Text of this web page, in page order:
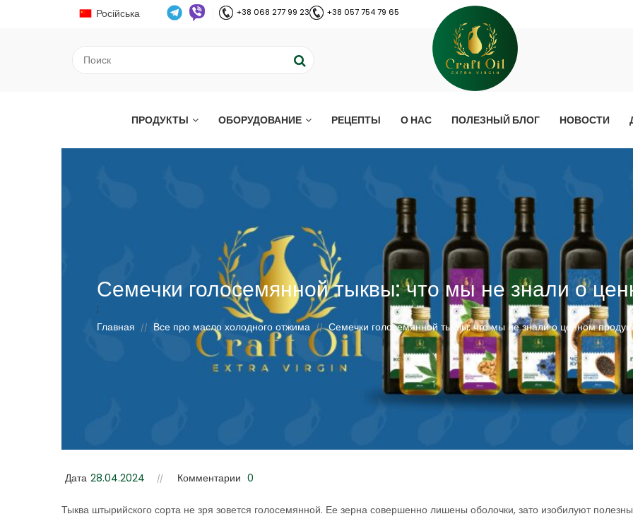
Російська +38 068 277 99 23 +38 057 754 79 65
ПРОДУКТЫ ОБОРУДОВАНИЕ РЕЦЕПТЫ О НАС ПОЛЕЗНЫЙ БЛОГ НОВОСТИ
Семечки голосемянной тыквы: что мы не знали о
;
Главная
// Все про масло холодного отжима // Семечки голосемянной тыквы: что мы не знали о ценном
Дата 28.04.2024 Комментарии 0
Тыква штырийского сорта не зря зовется голосемянной. Ее зерна совершенно лишены оболочки, зато изобилуют